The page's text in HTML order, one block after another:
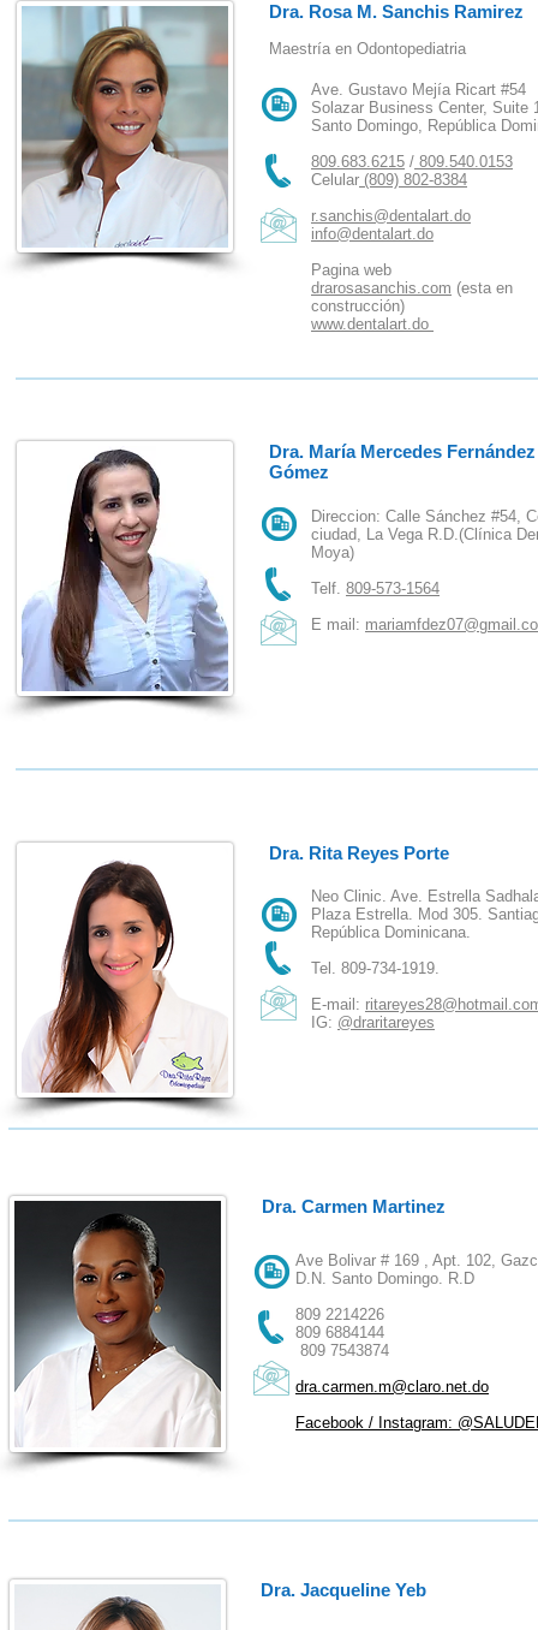
Dra. Rosa M. Sanchis Ramirez
Maestría en Odontopediatria
Ave. Gustavo Mejía Ricart #54
Solazar Business Center, Suite
Santo Domingo, República
809.683.6215 / 809.540.0153
Celular (809) 802-8384
r.sanchis@dentalart.do
info@dentalart.do
Pagina web
drarosasanchis.com (esta en
construcción)
www.dentalart.do
Dra. María Mercedes Fernández
Gómez
Direccion: Calle Sánchez #54,
ciudad, La Vega R.D.(Clínica
Moya)
Telf. 809-573-1564
E mail:
Dra. Rita Reyes Porte
Neo Clinic. Ave. Estrella
Plaza Estrella. Mod 305.
República Dominicana.
Tel. 809-734-1919.
E-mail:
IG: @draritareyes
Dra. Carmen Martinez
Ave Bolivar # 169 , Apt. 102,
D.N. Santo Domingo. R.D
809 2214226
809 6884144
809 7543874
dra.carmen.m@claro.net.do
Facebook / Instagram:
Dra. Jacqueline Yeb